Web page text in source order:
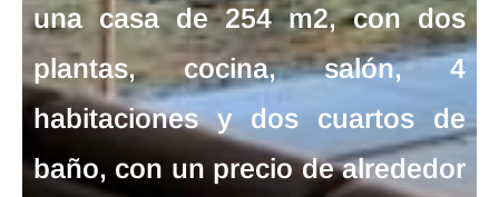
una casa de 254 m2, con dos
plantas, cocina, salón, 4
habitaciones y dos cuartos de
baño, con un precio de alrededor